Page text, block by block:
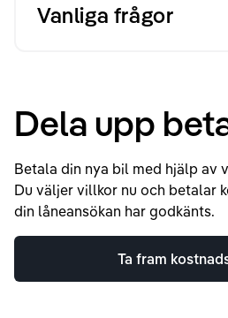
Vanliga frågor
Dela upp
Betala din nya bil med hjälp av
Du väljer villkor nu och betalar
din låneansökan har godkänts.
Ta fram